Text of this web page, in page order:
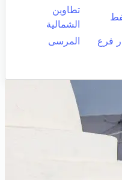
تطاوين
الشمالية
فرع
المرسى